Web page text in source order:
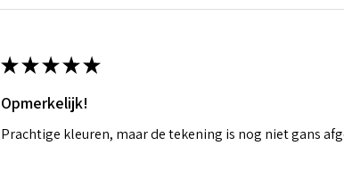
★★★★★
Opmerkelijk!
Prachtige kleuren, maar de tekening is nog niet gans